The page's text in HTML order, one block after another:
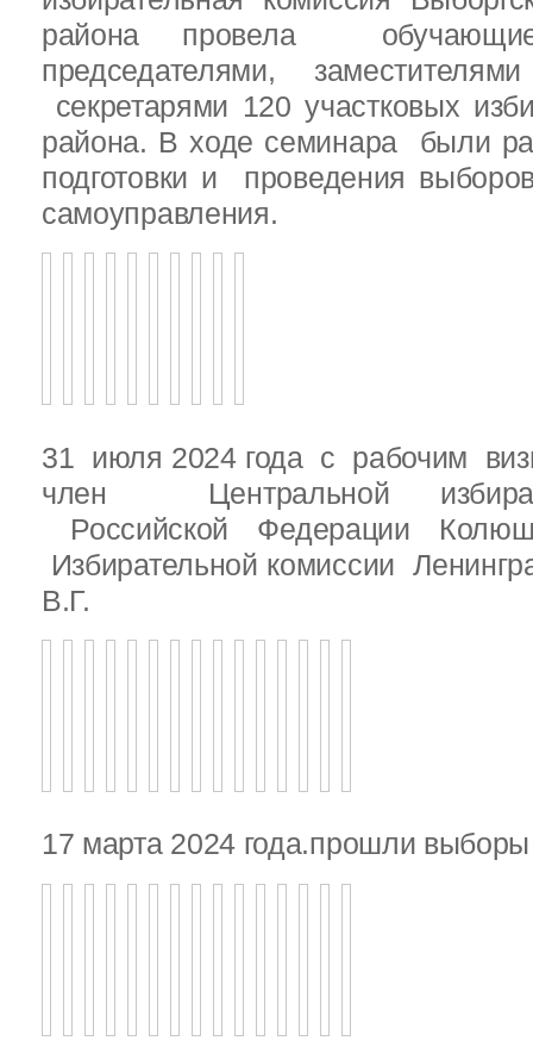
района провела
председателями,
секретарями 120 участковых
района. В ходе семинара были
подготовки и проведения
самоуправления.
31 июля 2024 года с рабочим
член Центральной
Российской Федерации
Избирательной комиссии
В.Г.
17 марта 2024 года.прошли